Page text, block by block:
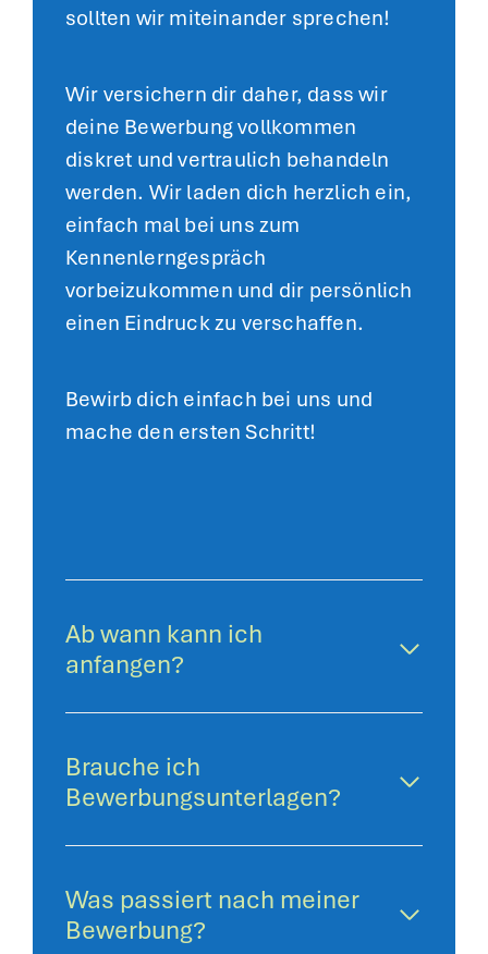
sollten wir miteinander sprechen!
Wir versichern dir daher, dass wir
deine Bewerbung vollkommen
diskret und vertraulich behandeln
werden. Wir laden dich herzlich ein,
einfach mal bei uns zum
Kennenlerngespräch
vorbeizukommen und dir persönlich
einen Eindruck zu verschaffen.
Bewirb dich einfach bei uns und
mache den ersten Schritt!
Ab wann kann ich
anfangen?
Brauche ich
Bewerbungsunterlagen?
Was passiert nach meiner
Bewerbung?